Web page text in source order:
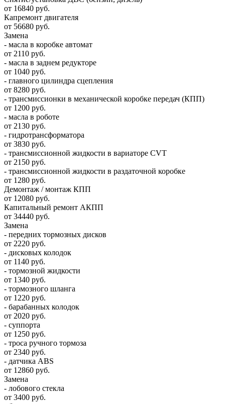
от 16840 руб.
Капремонт двигателя
от 56680 руб.
Замена
- масла в коробке автомат
от 2110 руб.
- масла в заднем редукторе
от 1040 руб.
- главного цилиндра сцепления
от 8280 руб.
- трансмиссионки в механической коробке передач (КПП)
от 1200 руб.
- масла в роботе
от 2130 руб.
- гидротрансформатора
от 3830 руб.
- трансмиссионной жидкости в вариаторе CVT
от 2150 руб.
- трансмиссионной жидкости в раздаточной коробке
от 1280 руб.
Демонтаж / монтаж КПП
от 12080 руб.
Капитальный ремонт АКПП
от 34440 руб.
Замена
- передних тормозных дисков
от 2220 руб.
- дисковых колодок
от 1140 руб.
- тормозной жидкости
от 1340 руб.
- тормозного шланга
от 1220 руб.
- барабанных колодок
от 2020 руб.
- суппорта
от 1250 руб.
- троса ручного тормоза
от 2340 руб.
- датчика ABS
от 12860 руб.
Замена
- лобового стекла
от 3400 руб.